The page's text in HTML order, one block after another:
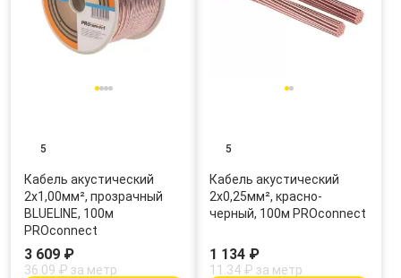
5
Кабель акустический
2х1,00мм², прозрачный
BLUELINE, 100м
PROconnect
3 609 ₽
36.09 ₽ за метр
5
Кабель акустический
2х0,25мм², красно-
черный, 100м PROconnect
1 134 ₽
11.34 ₽ за метр